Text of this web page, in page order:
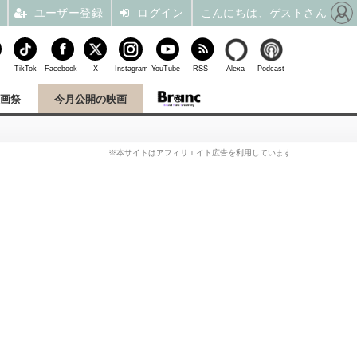
祭 今月公開の映画
※本サイトはアフィリエイト広告を利用しています
TikTok Facebook X Instagram YouTube RSS Alexa Podcast
ユーザー登録 ログイン こんにちは、ゲストさん